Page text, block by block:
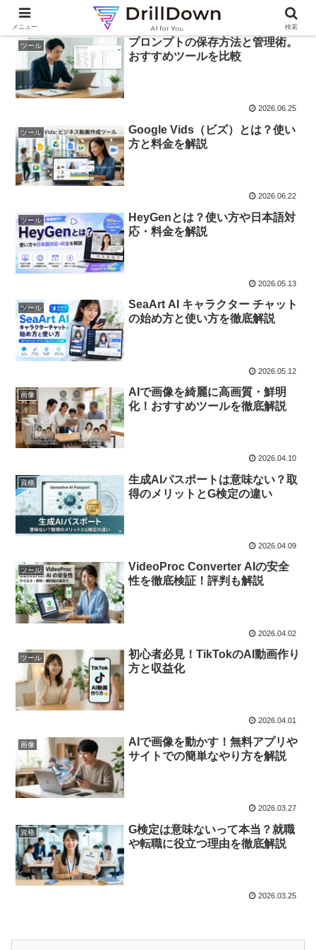
ツール
プロンプトの保存方法と管理術。
おすすめツールを比較
2026.06.25
ツール
Google Vids（ビズ）とは？使い
方と料金を解説
2026.06.22
ツール
HeyGenとは？使い方や日本語対
応・料金を解説
2026.05.13
ツール
SeaArt AI キャラクター チャット
の始め方と使い方を徹底解説
2026.05.12
画像
AIで画像を綺麗に高画質・鮮明
化！おすすめツールを徹底解説
2026.04.10
資格
生成AIパスポートは意味ない？取
得のメリットとG検定の違い
2026.04.09
ツール
VideoProc Converter AIの安全
性を徹底検証！評判も解説
2026.04.02
ツール
初心者必見！TikTokのAI動画作り
方と収益化
2026.04.01
画像
AIで画像を動かす！無料アプリや
サイトでの簡単なやり方を解説
2026.03.27
資格
G検定は意味ないって本当？就職
や転職に役立つ理由を徹底解説
2026.03.25
メニュー 検索